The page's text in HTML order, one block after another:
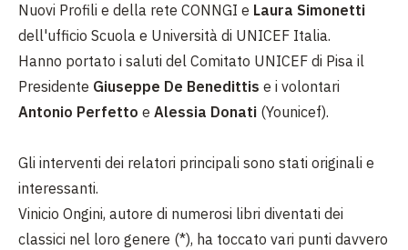
Nuovi Profili e della rete CONNGI e Laura Simonetti
dell'ufficio Scuola e Università di UNICEF Italia.
Hanno portato i saluti del Comitato UNICEF di Pisa il
Presidente Giuseppe De Benedittis e i volontari
Antonio Perfetto e Alessia Donati (Younicef).
Gli interventi dei relatori principali sono stati originali e
interessanti.
Vinicio Ongini, autore di numerosi libri diventati dei
classici nel loro genere (*), ha toccato vari punti davvero